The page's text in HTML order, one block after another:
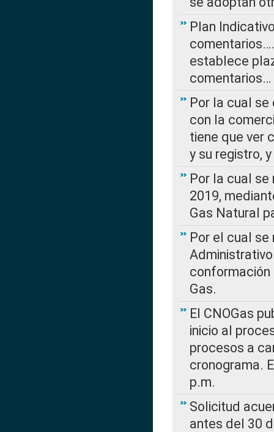
Plan
establece
comentarios…
Por la cual
con la
tiene que ver
y su registro,
Por la cual
2019,
Gas Natural
Por el cual
conformación
Gas.
El CNOGas
inicio al
procesos a
cronograma.
p.m.
Solicitud
antes del 30